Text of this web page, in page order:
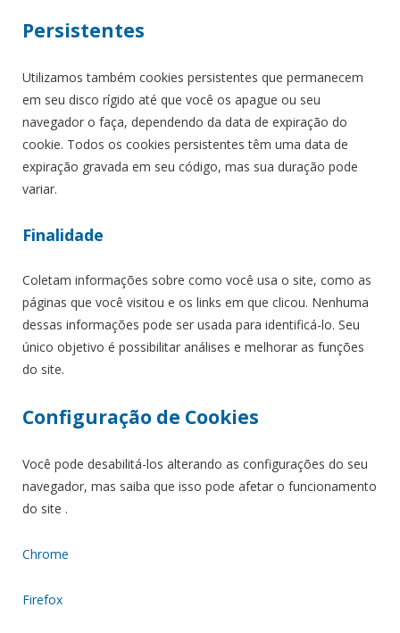
Persistentes
Utilizamos também cookies persistentes que permanecem
em seu disco rígido até que você os apague ou seu
navegador o faça, dependendo da data de expiração do
cookie. Todos os cookies persistentes têm uma data de
expiração gravada em seu código, mas sua duração pode
variar.
Finalidade
Coletam informações sobre como você usa o site, como as
páginas que você visitou e os links em que clicou. Nenhuma
dessas informações pode ser usada para identificá-lo. Seu
único objetivo é possibilitar análises e melhorar as funções
do site.
Configuração de Cookies
Você pode desabilitá-los alterando as configurações do seu
navegador, mas saiba que isso pode afetar o funcionamento
do site .
Chrome
Firefox